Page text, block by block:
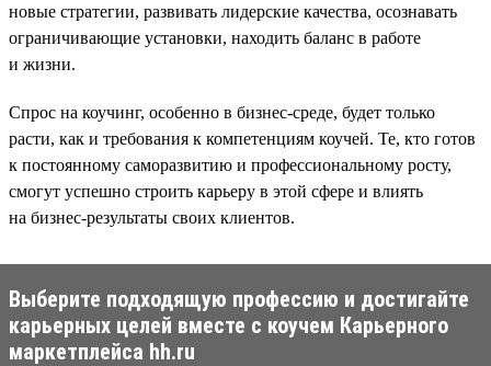
новые стратегии, развивать лидерские качества, осознавать
ограничивающие установки, находить баланс в работе
и жизни.
Спрос на коучинг, особенно в бизнес-среде, будет только
расти, как и требования к компетенциям коучей. Те, кто готов
к постоянному саморазвитию и профессиональному росту,
смогут успешно строить карьеру в этой сфере и влиять
на бизнес-результаты своих клиентов.
Выберите подходящую профессию и достигайте
карьерных целей вместе с коучем Карьерного
маркетплейса hh.ru